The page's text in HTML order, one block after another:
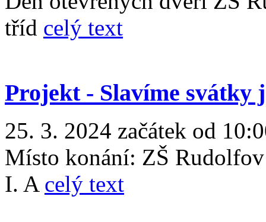
tříd celý text
Projekt - Slavíme svátky
25. 3. 2024 začátek od
Místo konání: ZŠ Rudolfov
I. A celý text